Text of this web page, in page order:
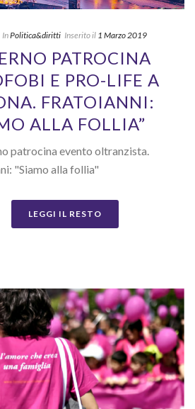
InPolitica&diritti Inserito il 1 Marzo 2019
PATROCINA
E PRO-LIFE A
FRATOIANNI:
ALLA FOLLIA”
patrocina evento oltranzista.
"Siamo alla follia"
LEGGI IL RESTO